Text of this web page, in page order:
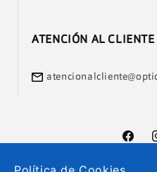
ATENCIÓN AL CLIENTE